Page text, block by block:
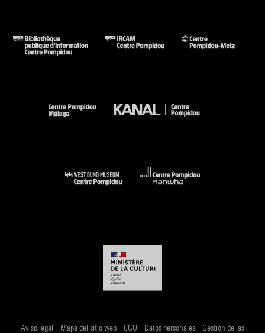
Aviso legal - Mapa del sitio web- CGU - Datos personales- Gestión de las